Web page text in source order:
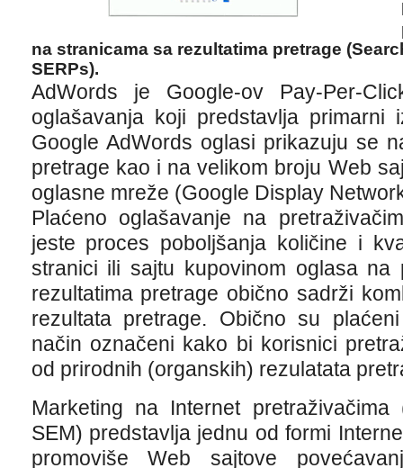
na stranicama sa rezultatima pretrage
SERPs).
AdWords je Google-ov Pay-Per-
oglašavanja koji predstavlja primarni
Google AdWords oglasi prikazuju se
pretrage kao i na velikom broju Web
oglasne mreže (Google Display
Plaćeno oglašavanje na
jeste proces poboljšanja količine i
stranici ili sajtu kupovinom oglasa na
rezultatima pretrage obično sadrži
rezultata pretrage. Obično su
način označeni kako bi korisnici
od prirodnih (organskih) rezulatata
Marketing na Internet pretraživačima
SEM) predstavlja jednu od formi
promoviše Web sajtove